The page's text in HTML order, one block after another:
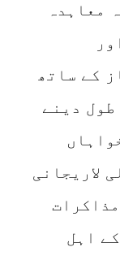
کے ساتھ
دینے
اہل